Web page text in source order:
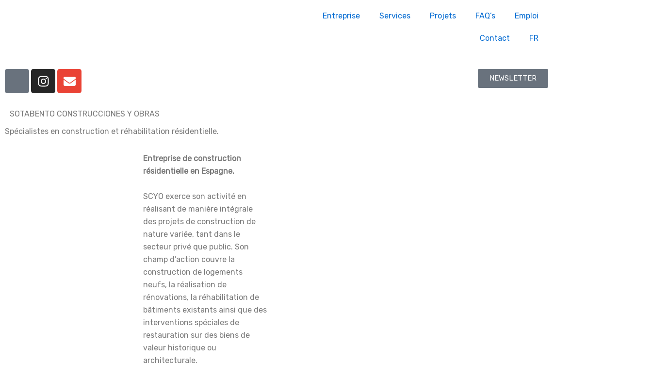
Entreprise Services Projets FAQ’s Emploi
Contact FR
n
f
I
n
t
g
E
n
e
o
NEWSLETTER
SOTABENTO CONSTRUCCIONES Y OBRAS
Spécialistes en construction et réhabilitation résidentielle.
Entreprise de construction
résidentielle en Espagne.
SCYO exerce son activité en
réalisant de manière intégrale
des projets de construction de
nature variée, tant dans le
secteur privé que public. Son
champ d’action couvre la
construction de logements
neufs, la réalisation de
rénovations, la réhabilitation de
bâtiments existants ainsi que des
interventions spéciales de
restauration sur des biens de
valeur historique ou
architecturale.